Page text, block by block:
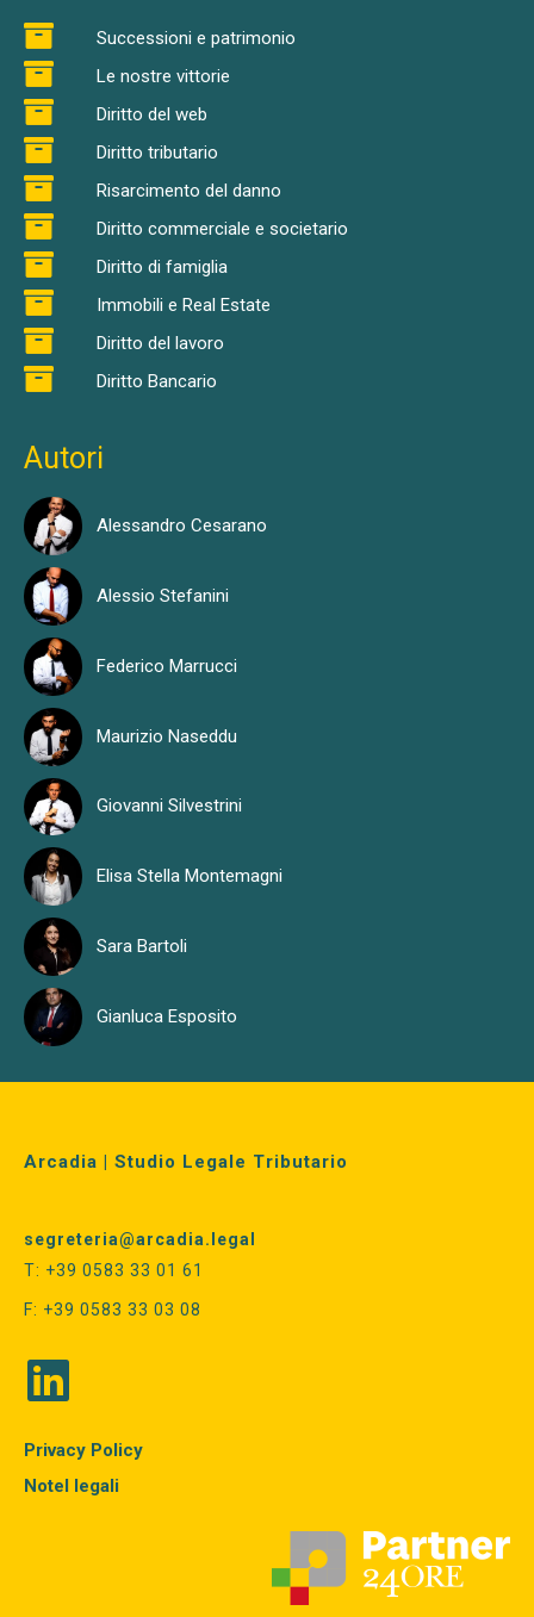
Successioni e patrimonio
Le nostre vittorie
Diritto del web
Diritto tributario
Risarcimento del danno
Diritto commerciale e societario
Diritto di famiglia
Immobili e Real Estate
Diritto del lavoro
Diritto Bancario
Autori
Alessandro Cesarano
Alessio Stefanini
Federico Marrucci
Maurizio Naseddu
Giovanni Silvestrini
Elisa Stella Montemagni
Sara Bartoli
Gianluca Esposito
Arcadia | Studio Legale Tributario
segreteria@arcadia.legal
T: +39 0583 33 01 61
F: +39 0583 33 03 08
Privacy Policy
Notel legali